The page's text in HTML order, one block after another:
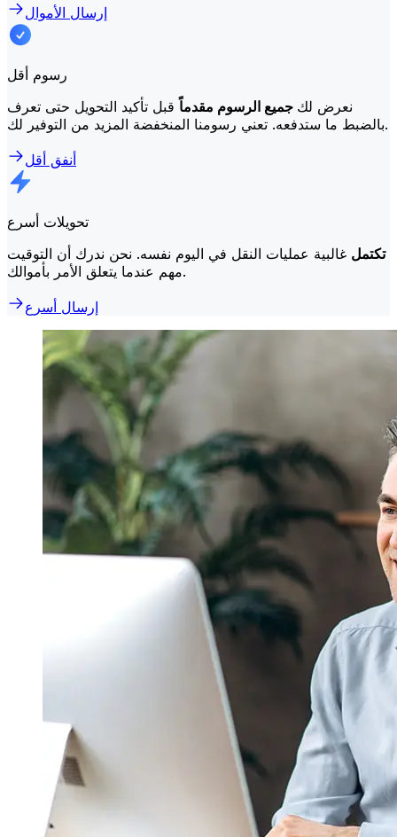
إرسال الأموال
رسوم أقل
نعرض لك جميع الرسوم مقدماًقبل تأكيد التحويل حتى تعرف
بالضبط ما ستدفعه. تعني رسومنا المنخفضة المزيد من التوفير لك.
أنفق أقل
تحويلات أسرع
تكتمل غالبية عمليات النقل في اليوم نفسه. نحن ندرك أن التوقيت
مهم عندما يتعلق الأمر بأموالك.
إرسال أسرع